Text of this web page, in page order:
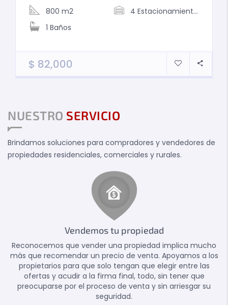
800 m2 4 Estacionamientos
1 Baños
$ 82,000
NUESTRO SERVICIO
Brindamos soluciones para compradores y vendedores de
propiedades residenciales, comerciales y rurales.
Vendemos tu propiedad
Reconocemos que vender una propiedad implica mucho
más que recomendar un precio de venta. Apoyamos a los
propietarios para que solo tengan que elegir entre las
ofertas y acudir a la firma final, todo, sin tener que
preocuparse por el proceso de venta y sin arriesgar su
seguridad.